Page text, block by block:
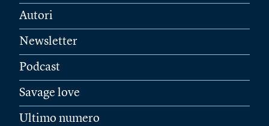
Autori
Newsletter
Podcast
Savage love
Ultimo numero